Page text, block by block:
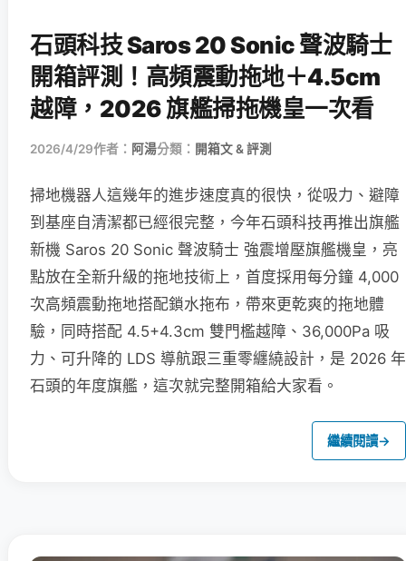
石頭科技 Saros 20 Sonic 聲波騎士
開箱評測！高頻震動拖地＋4.5cm
越障，2026 旗艦掃拖機皇一次看
2026/4/29作者： 阿湯分類： 開箱文 & 評測
掃地機器人這幾年的進步速度真的很快，從吸力、避障
到基座自清潔都已經很完整，今年石頭科技再推出旗艦
新機 Saros 20 Sonic 聲波騎士 強震增壓旗艦機皇，亮
點放在全新升級的拖地技術上，首度採用每分鐘 4,000
次高頻震動拖地搭配鎖水拖布，帶來更乾爽的拖地體
驗，同時搭配 4.5+4.3cm 雙門檻越障、36,000Pa 吸
力、可升降的 LDS 導航跟三重零纏繞設計，是 2026 年
石頭的年度旗艦，這次就完整開箱給大家看。
繼續閱讀→